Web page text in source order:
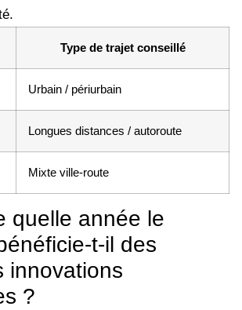
Type de trajet conseillé
Urbain / périurbain
Longues distances / autoroute
Mixte ville-route
quelle année le
t-il des
innovations
?